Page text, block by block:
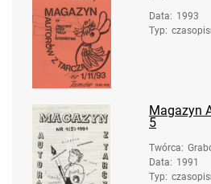
Data: 1993
Typ:
Magazyn
5
Twórca:
- ).
Data: 1991
Typ: